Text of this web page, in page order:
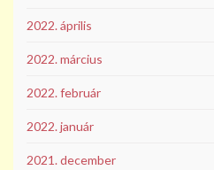
2022. április
2022. március
2022. február
2022. január
2021. december